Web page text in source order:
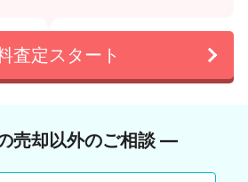
査定スタート
売却以外のご相談 ―